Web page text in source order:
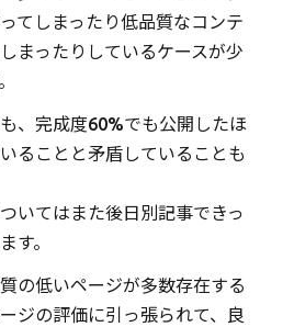
てしまったり低品質なコンテ
まったりしているケースが少
、完成度60%でも公開したほ
ることと矛盾していることも
いてはまた後日別記事できっ
す。
の低いページが多数存在する
ジの評価に引っ張られて、良